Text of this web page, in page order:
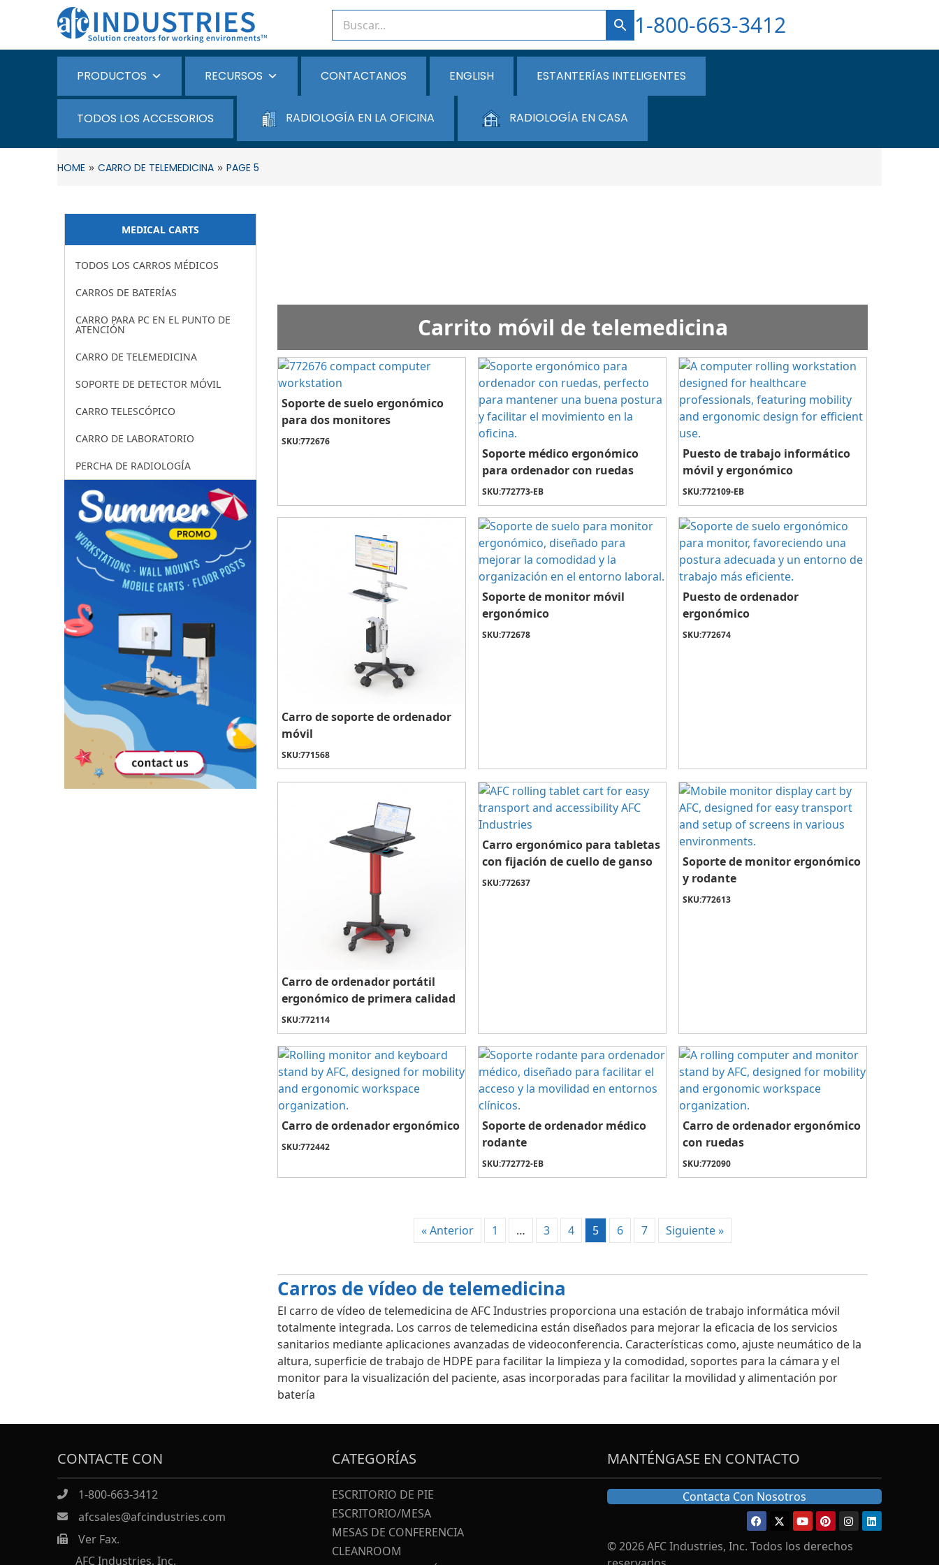
1-800-663-3412
PRODUCTOS RECURSOS CONTACTANOS ENGLISH ESTANTERÍAS INTELIGENTES
TODOS LOS ACCESORIOS RADIOLOGÍA EN LA OFICINA RADIOLOGÍA EN CASA
HOME » CARRO DE TELEMEDICINA » PAGE 5
MEDICAL CARTS
TODOS LOS CARROS MÉDICOS
CARROS DE BATERÍAS
CARRO PARA PC EN EL PUNTO DE
ATENCIÓN
CARRO DE TELEMEDICINA
SOPORTE DE DETECTOR MÓVIL
CARRO TELESCÓPICO
CARRO DE LABORATORIO
PERCHA DE RADIOLOGÍA
Carrito móvil de telemedicina
Soporte de suelo ergonómico
para dos monitores
SKU:772676
Soporte médico ergonómico
para ordenador con ruedas
SKU:772773-EB
Puesto de trabajo informático
móvil y ergonómico
SKU:772109-EB
Carro de soporte de ordenador
móvil
SKU:771568
Soporte de monitor móvil
ergonómico
SKU:772678
Puesto de ordenador
ergonómico
SKU:772674
Carro de ordenador portátil
ergonómico de primera calidad
SKU:772114
Carro ergonómico para tabletas
con fijación de cuello de ganso
SKU:772637
Soporte de monitor ergonómico
y rodante
SKU:772613
Carro de ordenador ergonómico
SKU:772442
Soporte de ordenador médico
rodante
SKU:772772-EB
Carro de ordenador ergonómico
con ruedas
SKU:772090
« Anterior 1 … 3 4 5 6 7 Siguiente »
Carros de vídeo de telemedicina
El carro de vídeo de telemedicina de AFC Industries proporciona una estación de trabajo informática móvil
totalmente integrada. Los carros de telemedicina están diseñados para mejorar la eficacia de los servicios
sanitarios mediante aplicaciones avanzadas de videoconferencia. Características como, ajuste neumático de la
altura, superficie de trabajo de HDPE para facilitar la limpieza y la comodidad, soportes para la cámara y el
monitor para la visualización del paciente, asas incorporadas para facilitar la movilidad y alimentación por
batería
CONTACTE CON
1-800-663-3412
afcsales@afcindustries.com
https://afcindustries.com/contact/#:~:text=Fax
Ver Fax.
AFC Industries, Inc.
CATEGORÍAS
ESCRITORIO DE PIE
ESCRITORIO/MESA
MESAS DE CONFERENCIA
CLEANROOM
MANTÉNGASE EN CONTACTO
Contacta Con Nosotros
© 2026 AFC Industries, Inc. Todos los derechos